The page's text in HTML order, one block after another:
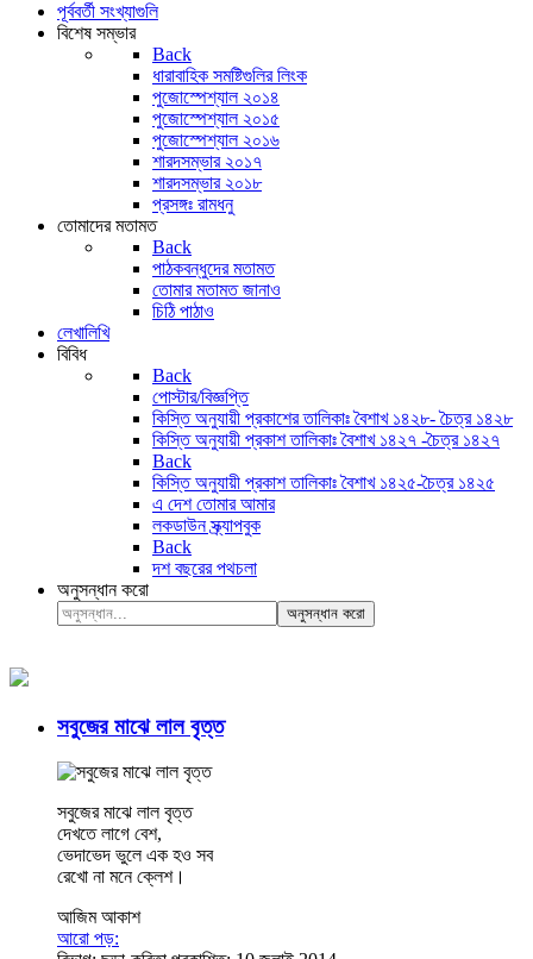
পূর্ববর্তী সংখ্যাগুলি
বিশেষ সম্ভার
Back
ধারাবাহিক সমষ্টিগুলির লিংক
পুজোস্পেশ্যাল ২০১৪
পুজোস্পেশ্যাল ২০১৫
পুজোস্পেশ্যাল ২০১৬
শারদসম্ভার ২০১৭
শারদসম্ভার ২০১৮
প্রসঙ্গঃ রামধনু
তোমাদের মতামত
Back
পাঠকবন্ধুদের মতামত
তোমার মতামত জানাও
চিঠি পাঠাও
লেখালিখি
বিবিধ
Back
পোস্টার/বিজ্ঞপ্তি
কিস্তি অনুযায়ী প্রকাশের তালিকাঃ বৈশাখ ১৪২৮- চৈত্র ১৪২৮
কিস্তি অনুযায়ী প্রকাশ তালিকাঃ বৈশাখ ১৪২৭ -চৈত্র ১৪২৭
Back
কিস্তি অনুযায়ী প্রকাশ তালিকাঃ বৈশাখ ১৪২৫-চৈত্র ১৪২৫
এ দেশ তোমার আমার
লকডাউন স্ক্র্যাপবুক
Back
দশ বছরের পথচলা
অনুসন্ধান করো
অনুসন্ধান করো
সবুজের মাঝে লাল বৃত্ত
সবুজের মাঝে লাল বৃত্ত
দেখতে লাগে বেশ,
ভেদাভেদ ভুলে এক হও সব
রেখো না মনে ক্লেশ।
আজিম আকাশ
আরো পড়: